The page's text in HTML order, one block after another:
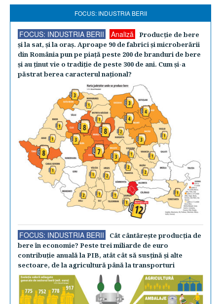
FOCUS: INDUSTRIA BERII
FOCUS: INDUSTRIA BERII Analiză
Producţie de bere
şi la sat, şi la oraş. Aproape 90 de fabrici şi microberării
din România pun pe piaţă peste 200 de branduri de bere
şi au ţinut vie o tradiţie de peste 300 de ani. Cum şi-a
păstrat berea caracterul naţional?
FOCUS: INDUSTRIA BERII
Cât cântăreşte producţia de
bere în economie? Peste trei miliarde de euro
contribuţie anuală la PIB, atât cât să susţină şi alte
sectoare, de la agricultură până la transporturi